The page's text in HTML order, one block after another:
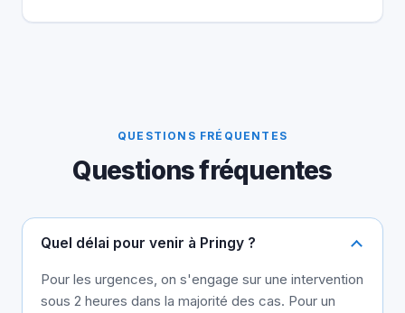
QUESTIONS FRÉQUENTES
Questions fréquentes
Quel délai pour venir à Pringy ?
Pour les urgences, on s'engage sur une intervention
sous 2 heures dans la majorité des cas. Pour un